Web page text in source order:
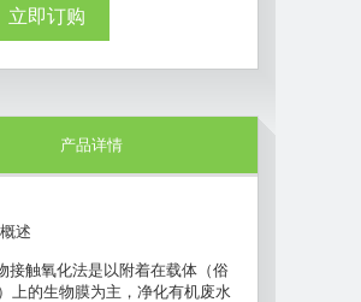
立即订购
产品详情
述
接触氧化法是以附着在载体（俗
上的生物膜为主，净化有机废水